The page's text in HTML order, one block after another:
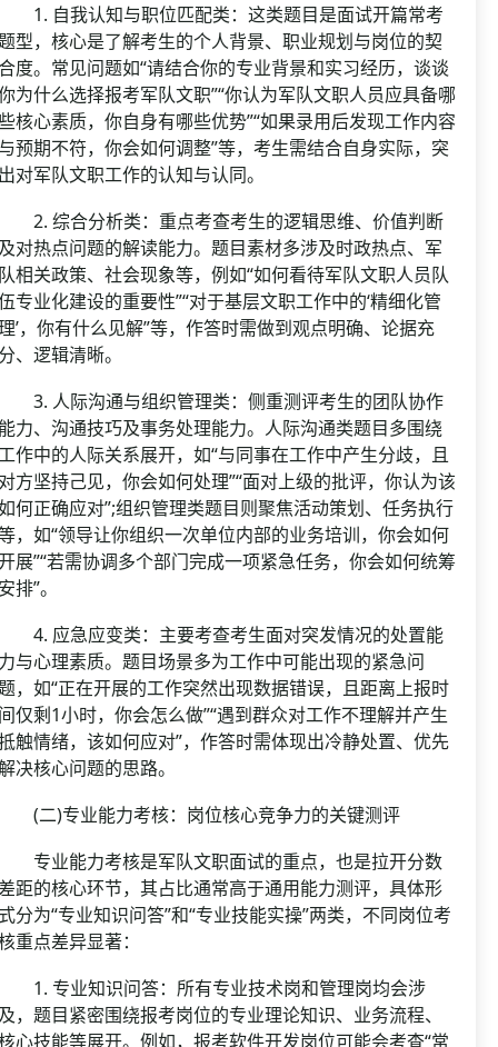
自我认知与职位匹配类：这类题目是面试开篇常考
型，核心是了解考生的个人背景、职业规划与岗位的契
度。常见问题如“请结合你的专业背景和实习经历，谈谈
为什么选择报考军队文职”“你认为军队文职人员应具备哪
核心素质，你自身有哪些优势”“如果录用后发现工作内容
预期不符，你会如何调整”等，考生需结合自身实际，突
对军队文职工作的认知与认同。
综合分析类：重点考查考生的逻辑思维、价值判断
对热点问题的解读能力。题目素材多涉及时政热点、军
相关政策、社会现象等，例如“如何看待军队文职人员队
专业化建设的重要性”“对于基层文职工作中的‘精细化管
’，你有什么见解”等，作答时需做到观点明确、论据充
、逻辑清晰。
人际沟通与组织管理类：侧重测评考生的团队协作
力、沟通技巧及事务处理能力。人际沟通类题目多围绕
作中的人际关系展开，如“与同事在工作中产生分歧，且
方坚持己见，你会如何处理”“面对上级的批评，你认为该
何正确应对”;组织管理类题目则聚焦活动策划、任务执行
，如“领导让你组织一次单位内部的业务培训，你会如何
展”“若需协调多个部门完成一项紧急任务，你会如何统筹
排”。
应急应变类：主要考查考生面对突发情况的处置能
与心理素质。题目场景多为工作中可能出现的紧急问
，如“正在开展的工作突然出现数据错误，且距离上报时
仅剩1小时，你会怎么做”“遇到群众对工作不理解并产生
触情绪，该如何应对”，作答时需体现出冷静处置、优先
决核心问题的思路。
二)专业能力考核：岗位核心竞争力的关键测评
业能力考核是军队文职面试的重点，也是拉开分数
距的核心环节，其占比通常高于通用能力测评，具体形
分为“专业知识问答”和“专业技能实操”两类，不同岗位考
重点差异显著：
专业知识问答：所有专业技术岗和管理岗均会涉
，题目紧密围绕报考岗位的专业理论知识、业务流程、
心技能等展开。例如，报考软件开发岗位可能会考查“常